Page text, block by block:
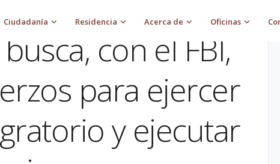
Ciudadanía Residencia Acerca de Oficinas
con el FBI,
para ejercer
y ejecutar